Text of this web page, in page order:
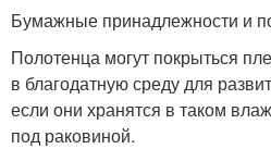
Бумажные принадлежности и
Полотенца могут покрыться
в благодатную среду для
если они хранятся в таком
под раковиной.